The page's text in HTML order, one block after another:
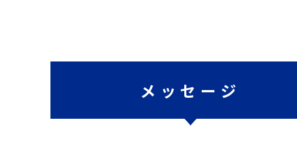
メッセージ